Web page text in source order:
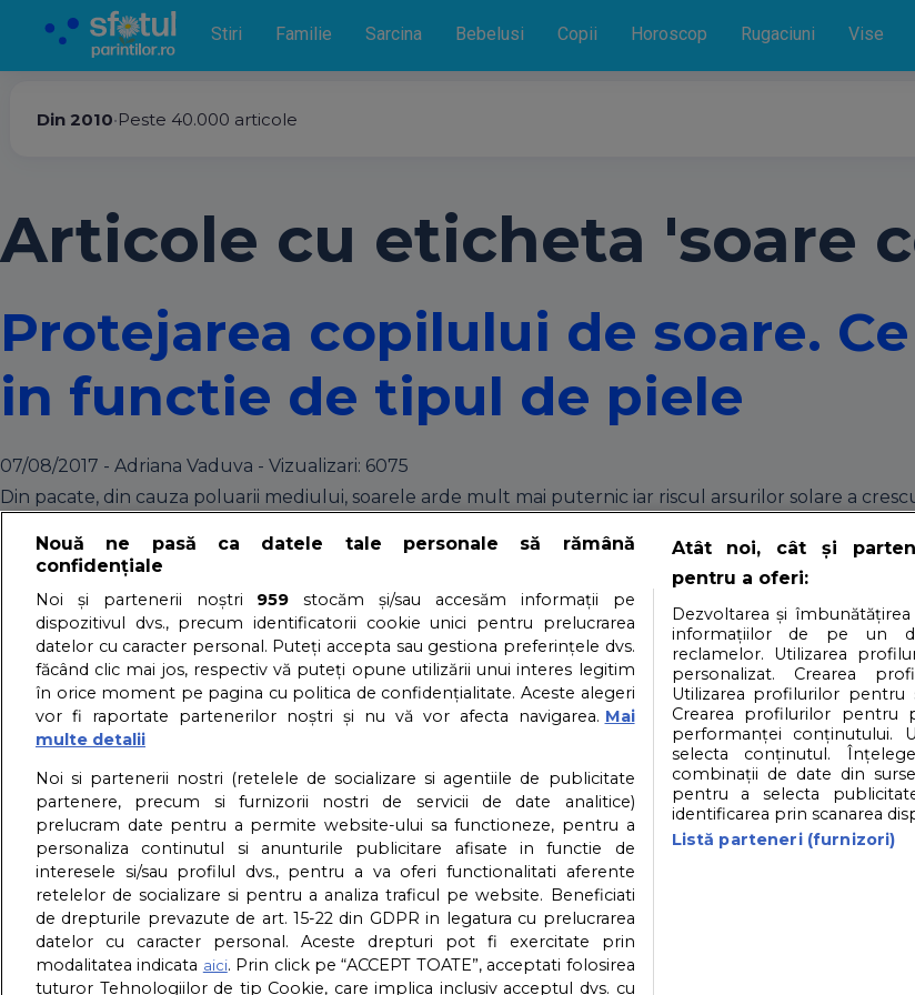
Stiri Familie Sarcina Bebelusi Copii Horoscop Rugaciuni Vise
Din 2010•Peste 40.000 articole
Articole cu eticheta 'soare
Protejarea copilului de soare.
in functie de tipul de piele
07/08/2017 - Adriana Vaduva - Vizualizari: 6075
Din pacate, din cauza poluarii mediului, soarele arde mult mai puternic iar riscul arsurilor solare a
Sunt necesari ochelarii de
15/06/2014 - Adriana Vaduva - Vizualizari:
3739
Daca pentru tine ochelarii de soare sunt necesari vara, cu atat mai necesari sunt copilasului tau.
palarioare speciale cu boruri larigi, deci exista in magazine si ochelari de soare speciali pentru cei mici
detalii
About us – Despre noi Contact Partener:
GDPR – Confidentialitatea datelor cu caracter personal Politica
© 2026SfatulParintilor.ro
Nouă ne pasă ca datele tale personale să rămână
confidențiale
Noi și partenerii noștri 959 stocăm și/sau accesăm informații pe
dispozitivul dvs., precum identificatorii cookie unici pentru prelucrarea
datelor cu caracter personal. Puteți accepta sau gestiona preferințele dvs.
făcând clic mai jos, respectiv vă puteți opune utilizării unui interes legitim
în orice moment pe pagina cu politica de confidențialitate. Aceste alegeri
vor fi raportate partenerilor noștri și nu vă vor afecta navigarea. Mai
multe detalii
Noi si partenerii nostri (retelele de socializare si agentiile de publicitate
partenere, precum si furnizorii nostri de servicii de date analitice)
prelucram date pentru a permite website-ului sa functioneze, pentru a
personaliza continutul si anunturile publicitare afisate in functie de
interesele si/sau profilul dvs., pentru a va oferi functionalitati aferente
retelelor de socializare si pentru a analiza traficul pe website. Beneficiati
de drepturile prevazute de art. 15-22 din GDPR in legatura cu prelucrarea
datelor cu caracter personal. Aceste drepturi pot fi exercitate prin
modalitatea indicata aici. Prin click pe “ACCEPT TOATE”, acceptati folosirea
tuturor Tehnologiilor de tip Cookie, care implica inclusiv acceptul dvs. cu
Atât noi, cât și
pentru a oferi:
Dezvoltarea și îmbunătățirea
informațiilor de pe un
reclamelor. Utilizarea
personalizat. Crearea
Utilizarea profilurilor pentru
Crearea profilurilor pentru
performanței conținutului.
selecta conținutul.
combinații de date din
pentru a selecta
identificarea prin scanarea
Listă parteneri (furnizori)